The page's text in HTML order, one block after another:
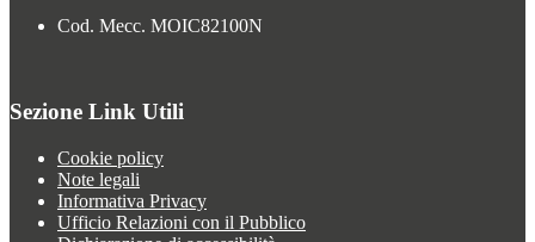
Cod. Mecc. MOIC82100N
Sezione Link Utili
Cookie policy
Note legali
Informativa Privacy
Ufficio Relazioni con il Pubblico